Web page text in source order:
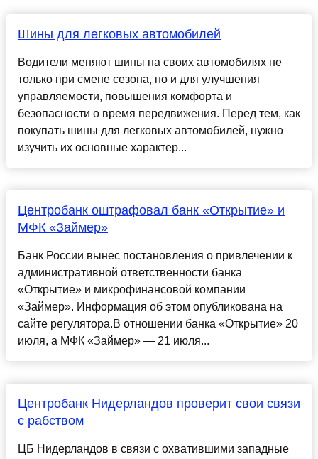
Шины для легковых автомобилей
Водители меняют шины на своих автомобилях не
только при смене сезона, но и для улучшения
управляемости, повышения комфорта и
безопасности о время передвижения. Перед тем, как
покупать шины для легковых автомобилей, нужно
изучить их основные характер...
Центробанк оштрафовал банк «Открытие» и
МФК «Займер»
Банк России вынес постановления о привлечении к
административной ответственности банка
«Открытие» и микрофинансовой компании
«Займер». Информация об этом опубликована на
сайте регулятора.В отношении банка «Открытие» 20
июля, а МФК «Займер» — 21 июля...
Центробанк Нидерландов проверит свои связи
с рабством
ЦБ Нидерландов в связи с охватившими западные